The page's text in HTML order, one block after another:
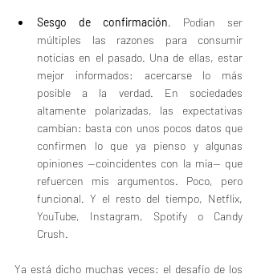
Sesgo de confirmación. Podían ser
múltiples las razones para consumir
noticias en el pasado. Una de ellas, estar
mejor informados: acercarse lo más
posible a la verdad. En sociedades
altamente polarizadas, las expectativas
cambian: basta con unos pocos datos que
confirmen lo que ya pienso y algunas
opiniones —coincidentes con la mía— que
refuercen mis argumentos. Poco, pero
funcional. Y el resto del tiempo, Netflix,
YouTube, Instagram, Spotify o Candy
Crush.
Ya está dicho muchas veces: el desafío de los